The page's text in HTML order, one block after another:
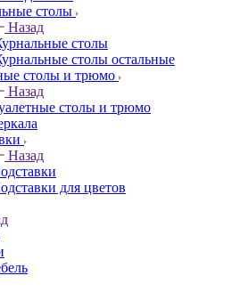
столы
Назад
столы
столы остальные
столы и трюмо
Назад
столы и трюмо
Назад
для цветов